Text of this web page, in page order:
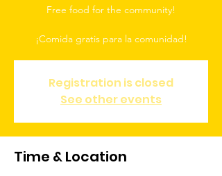
Free food for the community!
Registration is closed
See other events
Time & Location